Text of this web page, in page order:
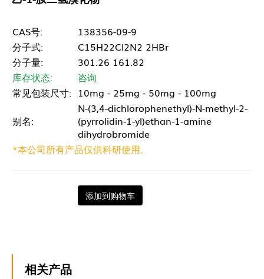
CAS号:
138356-09-9
分子式:
C15H22Cl2N2 2HBr
分子量:
301.26 161.82
库存状态:
咨询
常见包装尺寸: 10mg - 25mg - 50mg - 100mg
别名:
N-(3,4-dichlorophenethyl)-N-methyl-2-
(pyrrolidin-1-yl)ethan-1-amine
dihydrobromide
*本公司所有产品仅供科研使用。
添加到购物车
相关产品